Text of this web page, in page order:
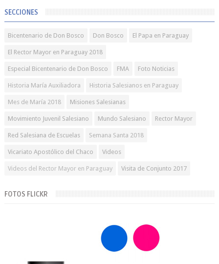
SECCIONES
Bicentenario de Don Bosco Don Bosco El Papa en Paraguay
El Rector Mayor en Paraguay 2018
Especial Bicentenario de Don Bosco FMA Foto Noticias
Historia María Auxiliadora Historia Salesianos en Paraguay
Mes de María 2018 Misiones Salesianas
Movimiento Juvenil Salesiano Mundo Salesiano Rector Mayor
Red Salesiana de Escuelas Semana Santa 2018
Vicariato Apostólico del Chaco Videos
Videos del Rector Mayor en Paraguay Visita de Conjunto 2017
FOTOS FLICKR